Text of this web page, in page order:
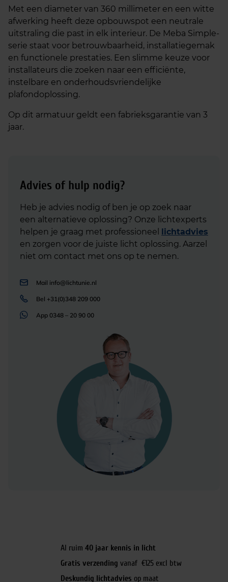
Met een diameter van 360 millimeter en een witte
afwerking heeft deze opbouwspot een neutrale
uitstraling die past in elk interieur. De Meba Simple-
serie staat voor betrouwbaarheid, installatiegemak
en functionele prestaties. Een slimme keuze voor
installateurs die zoeken naar een efficiënte,
instelbare en onderhoudsvriendelijke
plafondoplossing.
Op dit armatuur geldt een fabrieksgarantie van 3
jaar.
Advies of hulp nodig?
Heb je advies nodig of ben je op zoek naar
een alternatieve oplossing? Onze lichtexperts
helpen je graag met professioneel lichtadvies
en zorgen voor de juiste licht oplossing. Aarzel
niet om contact met ons op te nemen.
Mail info@lichtunie.nl
Bel +31(0)348 209 000
App 0348 – 20 90 00
Al ruim 40 jaar kennis in licht
Gratis verzending vanaf €125 excl btw
Deskundig lichtadvies op maat